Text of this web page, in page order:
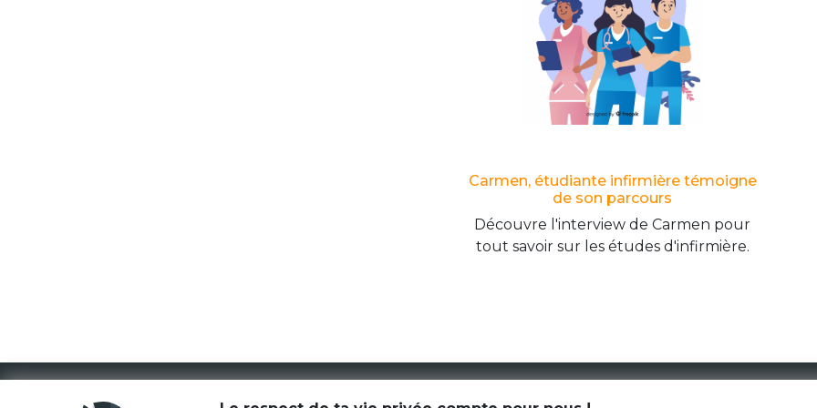
Carmen, étudiante infirmière témoigne
de son parcours
Découvre l'interview de Carmen pour
tout savoir sur les études d'infirmière.